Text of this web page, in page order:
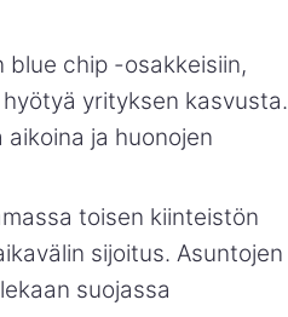
blue chip -osakkeisiin,
yrityksen kasvusta.
ja huonojen
toisen kiinteistön
sijoitus. Asuntojen
suojassa